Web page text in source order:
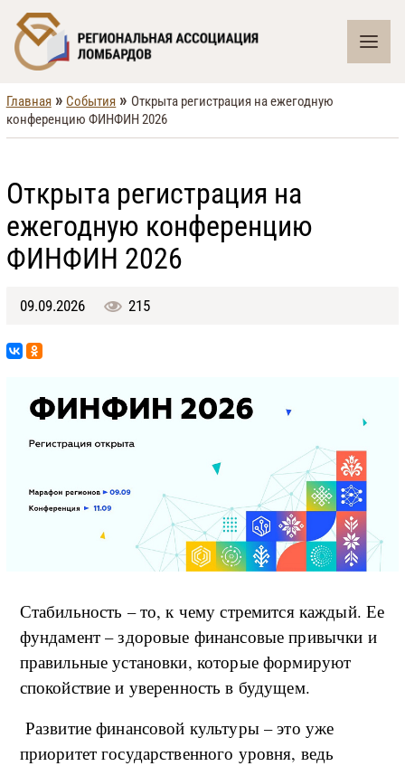
Главная » События » Открыта регистрация на ежегодную
конференцию ФИНФИН 2026
Открыта регистрация на
ежегодную конференцию
ФИНФИН 2026
09.09.2026 215
Стабильность – то, к чему стремится каждый. Ее
фундамент – здоровые финансовые привычки и
правильные установки, которые формируют
спокойствие и уверенность в будущем.
Развитие финансовой культуры – это уже
приоритет государственного уровня, ведь